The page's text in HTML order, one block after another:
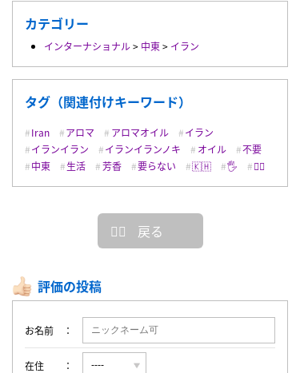
カテゴリー
インターナショナル> 中東> イラン
タグ（関連付けキーワード）
Iran アロマ アロマオイル
イラン
イランイラン
イランイランノキ オイル
不要
中東
生活 芳香 要らない 🇰🇭 🖐 🙂‍↔️
戻る
評価の投稿
お名前
在住